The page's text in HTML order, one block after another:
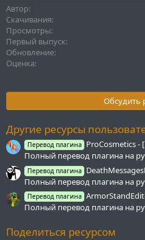
к
ц
и
и
:
Автор
Скачивания
Просмотры
Первый выпуск
Обновление
Оценка
Обсудить
Другие ресурсы
Перевод плагина
ProCosmetics -
Полный перевод плагина на
Перевод плагина
Полный перевод плагина на
Перевод плагина
Полный перевод плагина на
Поделиться ресурсом